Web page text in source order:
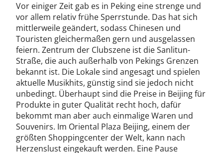
Vor einiger Zeit gab es in Peking eine strenge und
vor allem relativ frühe Sperrstunde. Das hat sich
mittlerweile geändert, sodass Chinesen und
Touristen gleichermaßen gern und ausgelassen
feiern. Zentrum der Clubszene ist die Sanlitun-
Straße, die auch außerhalb von Pekings Grenzen
bekannt ist. Die Lokale sind angesagt und spielen
aktuelle Musikhits, günstig sind sie jedoch nicht
unbedingt. Überhaupt sind die Preise in Beijing für
Produkte in guter Qualität recht hoch, dafür
bekommt man aber auch einmalige Waren und
Souvenirs. Im Oriental Plaza Beijing, einem der
größten Shoppingcenter der Welt, kann nach
Herzenslust eingekauft werden. Eine Pause